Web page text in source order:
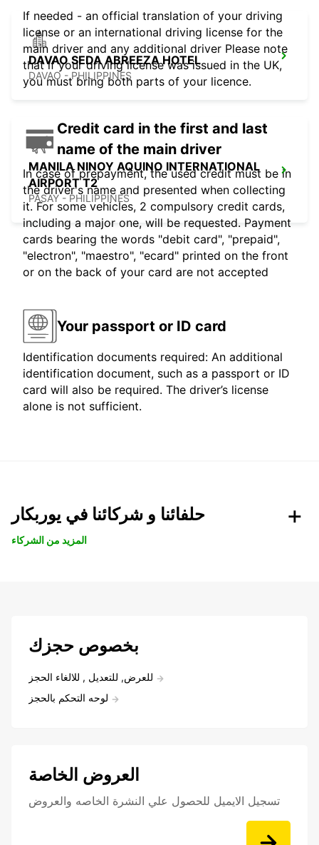
DAVAO SEDA ABREEZA HOTEL
DAVAO - PHILIPPINES
MANILA NINOY AQUINO INTERNATIONAL
AIRPORT T2
PASAY - PHILIPPINES
If needed - an official translation of your driving
license or an international driving license for the
main driver and any additional driver Please note
that if your driving license was issued in the UK,
you must bring both parts of your licence.
Credit card in the first and last
name of the main driver
In case of prepayment, the used credit must be in
the driver's name and presented when collecting
it. For some vehicles, 2 compulsory credit cards,
including a major one, will be requested. Payment
cards bearing the words "debit card", "prepaid",
"electron", "maestro", "ecard" printed on the front
or on the back of your card are not accepted
Your passport or ID card
Identification documents required: An additional
identification document, such as a passport or ID
card will also be required. The driver’s license
alone is not sufficient.
حلفائنا و شركائنا في يوربكار
المزيد من الشركاء
بخصوص حجزك
للعرض, للتعديل , للالغاء الحجز
لوحه التحكم بالحجز
العروض الخاصة
تسجيل الايميل للحصول علي النشرة الخاصه والعروض